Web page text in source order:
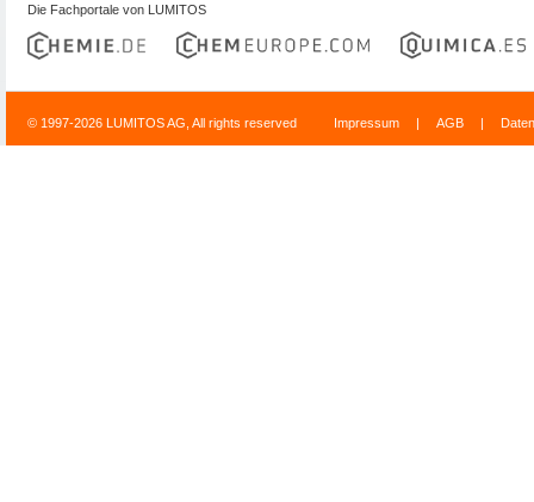
Die Fachportale von LUMITOS
© 1997-2026 LUMITOS AG, All rights reserved Impressum | AGB |